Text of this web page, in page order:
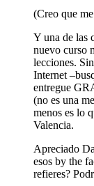
(Creo que
Y una de las
nuevo curso
lecciones.
Internet
entregue
(no es una
menos es lo
Valencia.
Apreciado
esos by the
refieres?